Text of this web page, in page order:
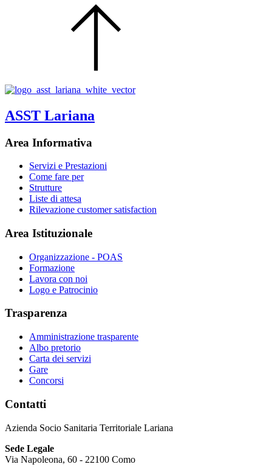
ASST Lariana
Area Informativa
Servizi e Prestazioni
Come fare per
Strutture
Liste di attesa
Rilevazione customer satisfaction
Area Istituzionale
Organizzazione - POAS
Formazione
Lavora con noi
Logo e Patrocinio
Trasparenza
Amministrazione trasparente
Albo pretorio
Carta dei servizi
Gare
Concorsi
Contatti
Azienda Socio Sanitaria Territoriale Lariana
Sede Legale
Via Napoleona, 60 - 22100 Como